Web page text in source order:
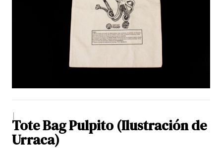
|
Tote Bag Pulpito (Ilustración de
Urraca)